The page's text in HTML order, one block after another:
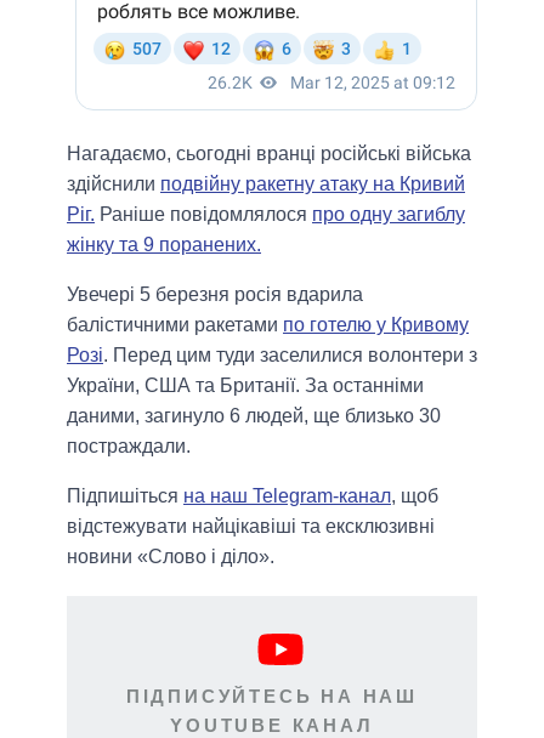
Нагадаємо, сьогодні вранці російські війська
здійснили подвійну ракетну атаку на Кривий
Ріг. Раніше повідомлялося про одну загиблу
жінку та 9 поранених.
Увечері 5 березня росія вдарила
балістичними ракетами по готелю у Кривому
Розі. Перед цим туди заселилися волонтери з
України, США та Британії. За останніми
даними, загинуло 6 людей, ще близько 30
постраждали.
Підпишіться на наш Telegram-канал, щоб
відстежувати найцікавіші та ексклюзивні
новини «Слово і діло».
ПІДПИСУЙТЕСЬ НА НАШ
YOUTUBE КАНАЛ